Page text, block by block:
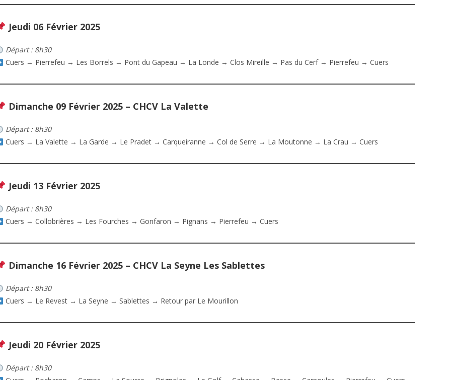
Jeudi 06 Février 2025
Départ : 8h30
Cuers → Pierrefeu → Les Borrels → Pont du Gapeau → La Londe → Clos Mireille → Pas du Cerf → Pierrefeu → Cuers
Dimanche 09 Février 2025 – CHCV La Valette
Départ : 8h30
Cuers → La Valette → La Garde → Le Pradet → Carqueiranne → Col de Serre → La Moutonne → La Crau → Cuers
Jeudi 13 Février 2025
Départ : 8h30
Cuers → Collobrières → Les Fourches → Gonfaron → Pignans → Pierrefeu → Cuers
Dimanche 16 Février 2025 – CHCV La Seyne Les Sablettes
Départ : 8h30
Cuers → Le Revest → La Seyne → Sablettes → Retour par Le Mourillon
Jeudi 20 Février 2025
Départ : 8h30